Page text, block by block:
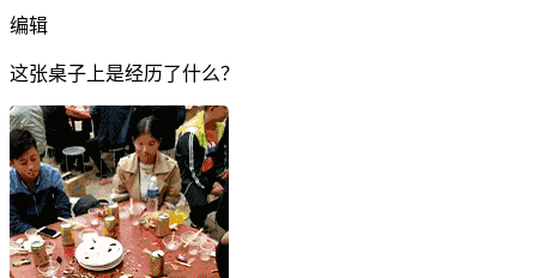
编辑
这张桌子上是经历了什么？